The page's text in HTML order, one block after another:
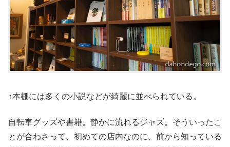
↑本棚には多くの小説などが綺麗に並べられている。
自転車グッズや書籍。静かに流れるジャズ。そういったこ
とが合わさって、初めての店内なのに、前から知っている